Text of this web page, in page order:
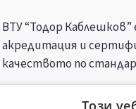
ВТУ “Тодор
акредитация и
качеството по
От 2004/2005 учебна
Този